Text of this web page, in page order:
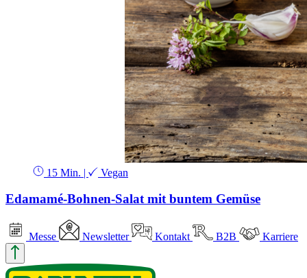
15 Min. | Vegan
Edamamé-Bohnen-Salat mit buntem Gemüse
Messe Newsletter Kontakt B2B Karriere